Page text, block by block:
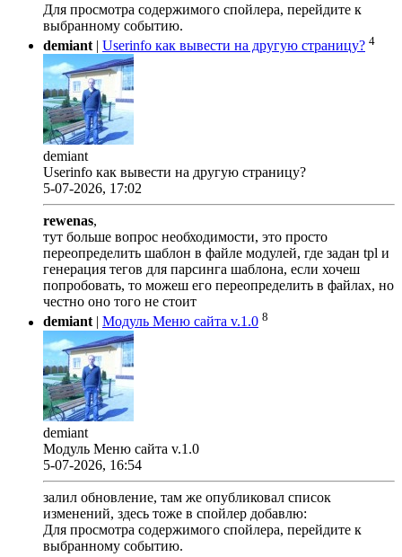
Для просмотра содержимого спойлера, перейдите к
выбранному событию.
demiant | Userinfo как вывести на другую страницу? 4
demiant
Userinfo как вывести на другую страницу?
5-07-2026, 17:02
rewenas,
тут больше вопрос необходимости, это просто
переопределить шаблон в файле модулей, где задан tpl и
генерация тегов для парсинга шаблона, если хочеш
попробовать, то можеш его переопределить в файлах, но
честно оно того не стоит
demiant| Модуль Меню сайта v.1.0 8
demiant
Модуль Меню сайта v.1.0
5-07-2026, 16:54
залил обновление, там же опубликовал список
изменений, здесь тоже в спойлер добавлю:
Для просмотра содержимого спойлера, перейдите к
выбранному событию.